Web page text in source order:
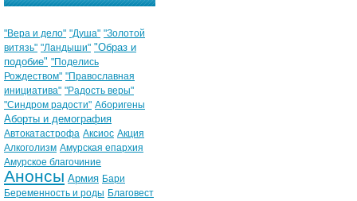
"Вера и дело" "Душа" "Золотой
витязь" "Ландыши" "Образ и
подобие" "Поделись
Рождеством" "Православная
инициатива" "Радость веры"
"Синдром радости" Аборигены
Аборты и демография
Автокатастрофа Аксиос Акция
Алкоголизм Амурская епархия
Амурское благочиние
Анонсы Армия Бари
Беременность и роды Благовест